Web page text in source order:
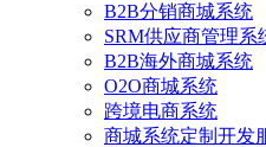
B2B分销商城系统
SRM供应商管理系
B2B海外商城系统
O2O商城系统
跨境电商系统
商城系统定制开发